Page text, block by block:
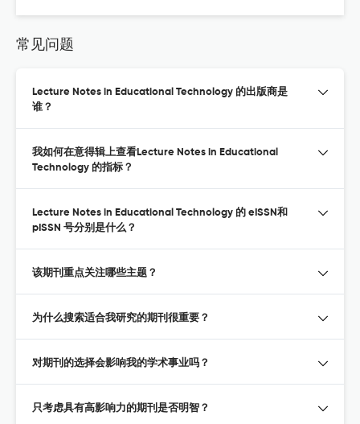
常见问题
Lecture Notes in Educational Technology 的出版商是
谁？
我如何在意得辑上查看Lecture Notes in Educational
Technology 的指标？
Lecture Notes in Educational Technology 的 eISSN和
pISSN 号分别是什么？
该期刊重点关注哪些主题？
为什么搜索适合我研究的期刊很重要？
对期刊的选择会影响我的学术事业吗？
只考虑具有高影响力的期刊是否明智？